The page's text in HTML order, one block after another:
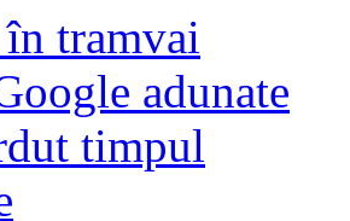
tramvai
adunate
timpul